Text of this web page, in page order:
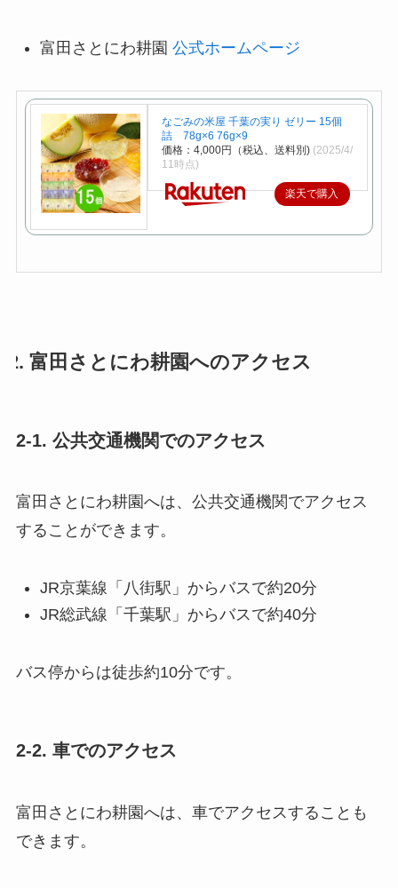
富田さとにわ耕園 公式ホームページ
なごみの米屋 千葉の実り ゼリー 15個
詰 78g×6 76g×9
価格：4,000円（税込、送料別) (2025/4/
11時点)
楽天で購入
2. 富田さとにわ耕園へのアクセス
2-1. 公共交通機関でのアクセス
富田さとにわ耕園へは、公共交通機関でアクセス
することができます。
JR京葉線「八街駅」からバスで約20分
JR総武線「千葉駅」からバスで約40分
バス停からは徒歩約10分です。
2-2. 車でのアクセス
富田さとにわ耕園へは、車でアクセスすることも
できます。